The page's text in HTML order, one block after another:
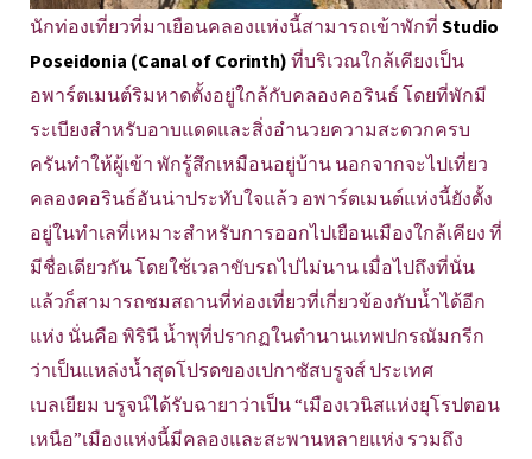
นักท่องเที่ยวที่มาเยือนคลองแห่งนี้สามารถเข้าพักที่ Studio
Poseidonia (Canal of Corinth) ที่บริเวณใกล้เคียงเป็น
อพาร์ตเมนต์ริมหาดตั้งอยู่ใกล้กับคลองคอรินธ์ โดยที่พักมี
ระเบียงสำหรับอาบแดดและสิ่งอำนวยความสะดวกครบ
ครันทำให้ผู้เข้า พักรู้สึกเหมือนอยู่บ้าน นอกจากจะไปเที่ยว
คลองคอรินธ์อันน่าประทับใจแล้ว อพาร์ตเมนต์แห่งนี้ยังตั้ง
อยู่ในทำเลที่เหมาะสำหรับการออกไปเยือนเมืองใกล้เคียง ที่
มีชื่อเดียวกัน โดยใช้เวลาขับรถไปไม่นาน เมื่อไปถึงที่นั่น
แล้วก็สามารถชมสถานที่ท่องเที่ยวที่เกี่ยวข้องกับน้ำได้อีก
แห่ง นั่นคือ พิรินี น้ำพุที่ปรากฏในตำนานเทพปกรณัมกรีก
ว่าเป็นแหล่งน้ำสุดโปรดของเปกาซัสบรูจส์ ประเทศ
เบลเยียม บรูจน์ได้รับฉายาว่าเป็น “เมืองเวนิสแห่งยุโรปตอน
เหนือ”เมืองแห่งนี้มีคลองและสะพานหลายแห่ง รวมถึง